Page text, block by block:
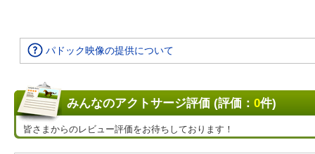
パドック映像の提供について
みんなのアクトサージ評価 (評価： 0件)
皆さまからのレビュー評価をお待ちしております！